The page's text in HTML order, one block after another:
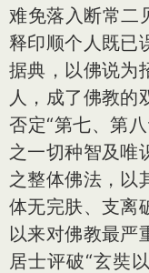
难免落入断常二
释印顺个人既已
据典，以佛说为
人，成了佛教的
否定“第七、第
之一切种智及唯
之整体佛法，以
体无完肤、支离
以来对佛教最严
居士评破“玄奘